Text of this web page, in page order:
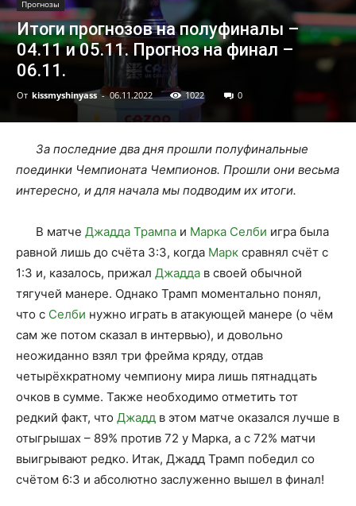
Прогнозы
Итоги прогнозов на полуфиналы –
04.11 и 05.11. Прогноз на финал –
06.11.
От kissmyshinyass - 06.11.2022 1022 0
За последние два дня прошли полуфинальные
поединки Чемпионата Чемпионов. Прошли они весьма
интересно, и для начала мы подводим их итоги.
В матче Джадда Трампа и Марка Селби игра была
равной лишь до счёта 3:3, когда Марк сравнял счёт с
1:3 и, казалось, прижал Джадда в своей обычной
тягучей манере. Однако Трамп моментально понял,
что с Селби нужно играть в атакующей манере (о чём
сам же потом сказал в интервью), и довольно
неожиданно взял три фрейма кряду, отдав
четырёхкратному чемпиону мира лишь пятнадцать
очков в сумме. Также необходимо отметить тот
редкий факт, что Джадд в этом матче оказался лучше в
отыгрышах – 89% против 72 у Марка, а с 72% матчи
выигрывают редко. Итак, Джадд Трамп победил со
счётом 6:3 и абсолютно заслуженно вышел в финал!